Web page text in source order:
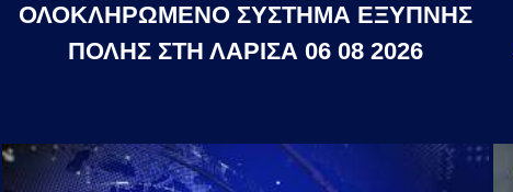
ΟΛΟΚΛΗΡΩΜΕΝΟ ΣΥΣΤΗΜΑ ΕΞΥΠΝΗΣ
ΠΟΛΗΣ ΣΤΗ ΛΑΡΙΣΑ 06 08 2026